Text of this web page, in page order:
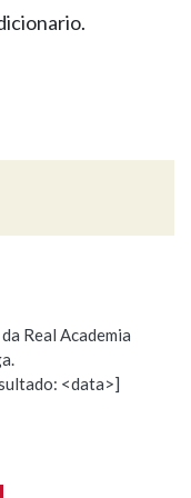
PALABRAS
Real Academia
<data>]